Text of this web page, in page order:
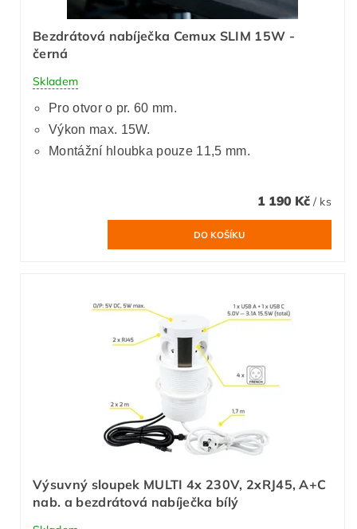
Bezdrátová nabíječka Cemux SLIM 15W -
černá
Skladem
Pro otvor o pr. 60 mm.
Výkon max. 15W.
Montážní hloubka pouze 11,5 mm.
1 190 Kč / ks
Výsuvný sloupek MULTI 4x 230V, 2xRJ45, A+C
nab. a bezdrátová nabíječka bílý